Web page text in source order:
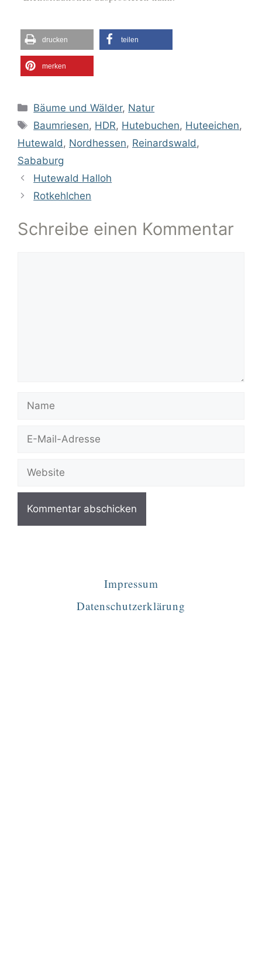
drucken teilen
merken
Bäume und Wälder, Natur
Baumriesen, HDR, Hutebuchen, Huteeichen,
Hutewald , Nordhessen, Reinardswald ,
Sababurg
Hutewald Halloh
Rotkehlchen
Schreibe einen Kommentar
Impressum
Datenschutzerklärung